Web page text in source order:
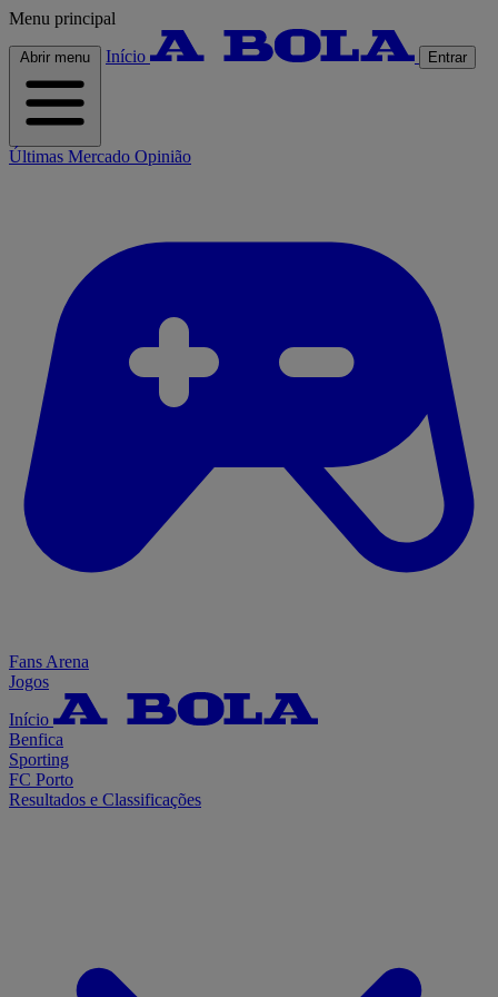
Menu principal
Abrir menu Início Entrar
Últimas Mercado Opinião
Fans Arena
Jogos
Início
Benfica
Sporting
FC Porto
Resultados e Classificações